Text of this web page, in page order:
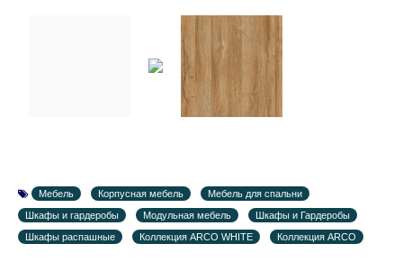
Мебель Корпусная мебель
Мебель для спальни
Шкафы и гардеробы
Модульная мебель
Шкафы и Гардеробы
Шкафы распашные
Коллекция ARCO WHITE Коллекция ARCO